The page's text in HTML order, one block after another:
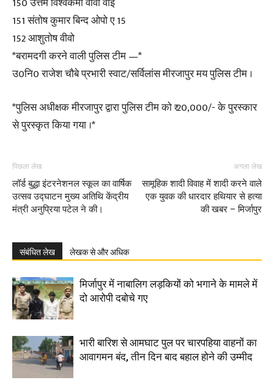
151 संतोष कुमार बिन्द ओपो ए 15
152 आशुतोष वीवो
*बरामदगी करने वाली पुलिस टीम —*
उ0नि0 राजेश चौबे प्रभारी स्वाट/सर्विलांस मीरजापुर मय पुलिस टीम ।
*पुलिस अधीक्षक मीरजापुर द्वारा पुलिस टीम को ₹ 20,000/- के पुरस्कार
से पुरस्कृत किया गया ।*
पिछला लेख
लॉर्ड बुद्धा इंटरनेशनल स्कूल का वार्षिक
उत्सव उद्घाटन मुख्य अतिथि केंद्रीय
मंत्री अनुप्रिया पटेल ने की।
अगला लेख
सामूहिक शादी विवाह में शादी करने वाले
एक युवक की धारदार हथियार से हत्या
की खबर – मिर्जापुर
संबंधित लेख लेखक से और अधिक
मिर्जापुर में नाबालिग लड़कियों को भगाने के मामले में
दो आरोपी दबोचे गए
भारी बारिश से आमघाट पुल पर चारपहिया वाहनों का
आवागमन बंद, तीन दिन बाद बहाल होने की उम्मीद